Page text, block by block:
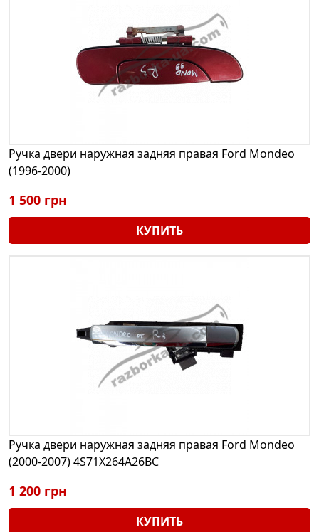
Ручка двери наружная задняя правая Ford Mondeo
(1996-2000)
1 500 грн
КУПИТЬ
Ручка двери наружная задняя правая Ford Mondeo
(2000-2007) 4S71X264A26BC
1 200 грн
КУПИТЬ